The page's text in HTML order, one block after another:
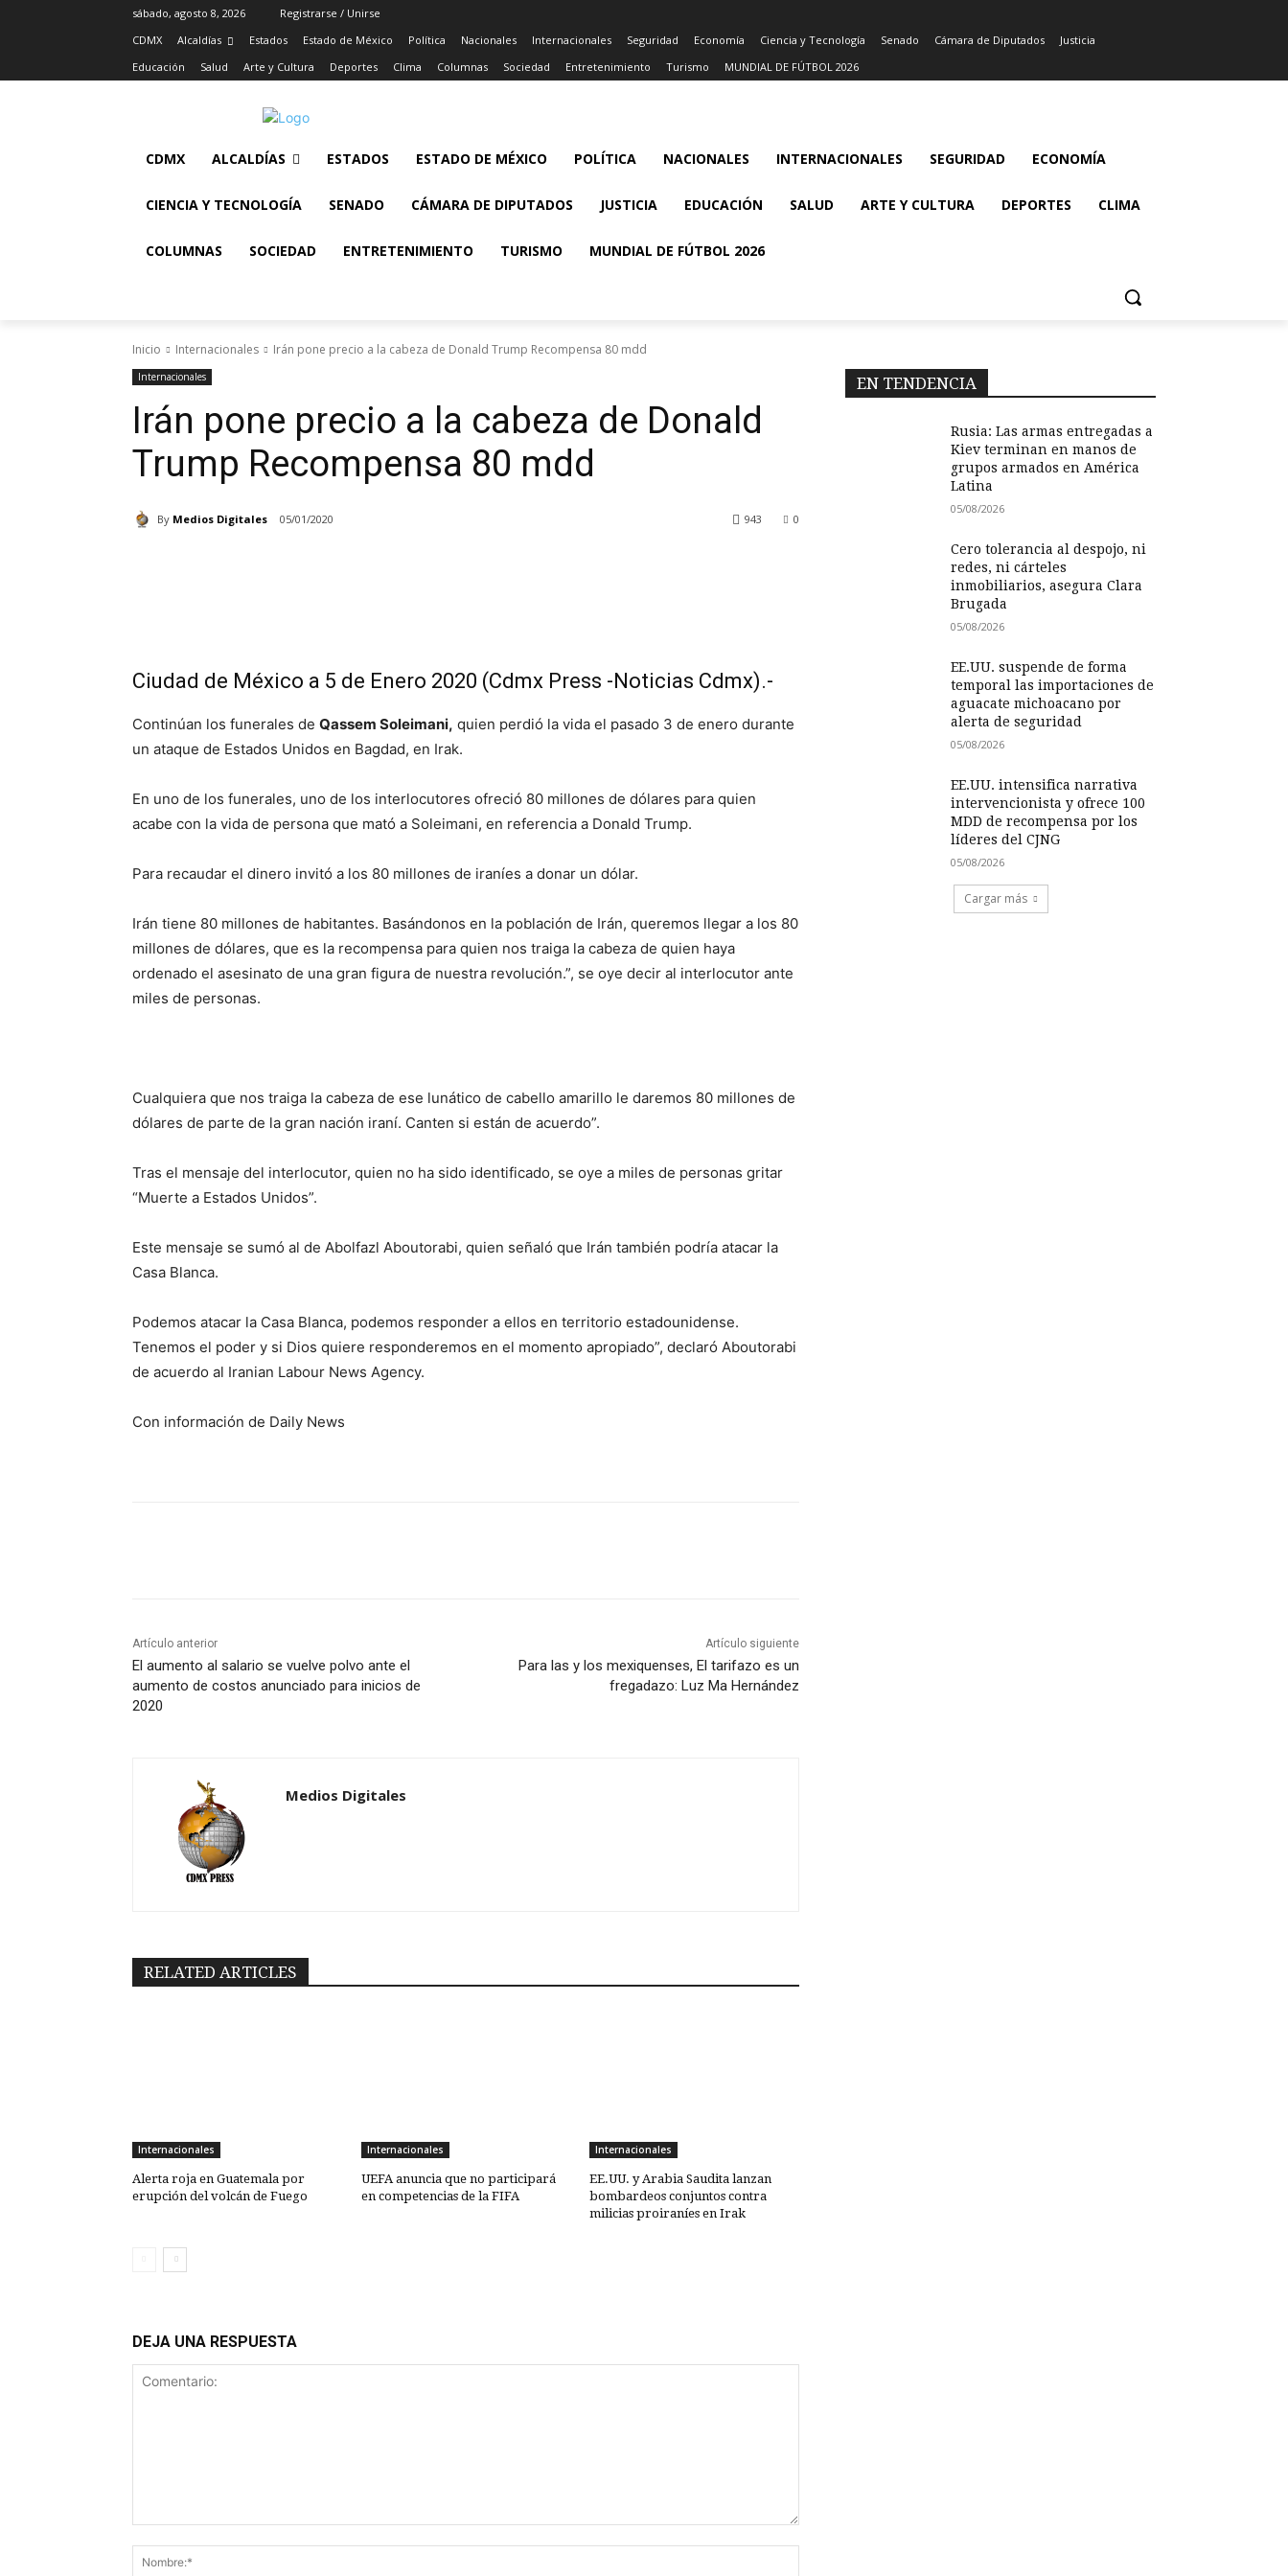
sábado, agosto 8, 2026
Registrarse / Unirse
CDMX
Alcaldías Estados Estado de México Política Nacionales Internacionales Seguridad Economía Ciencia y Tecnología Senado Cámara de Diputados
Justicia
Educación
Salud Arte y Cultura Deportes Clima Columnas Sociedad Entretenimiento Turismo MUNDIAL DE FÚTBOL 2026
CDMX ALCALDÍAS ESTADOS ESTADO DE MÉXICO POLÍTICA NACIONALES INTERNACIONALES SEGURIDAD ECONOMÍA
CIENCIA Y TECNOLOGÍA SENADO CÁMARA DE DIPUTADOS JUSTICIA EDUCACIÓN SALUD ARTE Y CULTURA DEPORTES CLIMA
COLUMNAS SOCIEDAD ENTRETENIMIENTO TURISMO MUNDIAL DE FÚTBOL 2026
Inicio Internacionales Irán pone precio a la cabeza de Donald Trump Recompensa 80 mdd
Internacionales
Irán pone precio a la cabeza de Donald
Trump Recompensa 80 mdd
By Medios Digitales 05/01/2020 0
943
Ciudad de México a 5 de Enero 2020 (Cdmx Press -Noticias Cdmx).-
Continúan los funerales de Qassem Soleimani, quien perdió la vida el pasado 3 de enero durante
un ataque de Estados Unidos en Bagdad, en Irak.
En uno de los funerales, uno de los interlocutores ofreció 80 millones de dólares para quien
acabe con la vida de persona que mató a Soleimani, en referencia a Donald Trump.
Para recaudar el dinero invitó a los 80 millones de iraníes a donar un dólar.
Irán tiene 80 millones de habitantes. Basándonos en la población de Irán, queremos llegar a los 80
millones de dólares, que es la recompensa para quien nos traiga la cabeza de quien haya
ordenado el asesinato de una gran figura de nuestra revolución.”, se oye decir al interlocutor ante
miles de personas.
Cualquiera que nos traiga la cabeza de ese lunático de cabello amarillo le daremos 80 millones de
dólares de parte de la gran nación iraní. Canten si están de acuerdo”.
Tras el mensaje del interlocutor, quien no ha sido identificado, se oye a miles de personas gritar
“Muerte a Estados Unidos”.
Este mensaje se sumó al de Abolfazl Aboutorabi, quien señaló que Irán también podría atacar la
Casa Blanca.
Podemos atacar la Casa Blanca, podemos responder a ellos en territorio estadounidense.
Tenemos el poder y si Dios quiere responderemos en el momento apropiado”, declaró Aboutorabi
de acuerdo al Iranian Labour News Agency.
Con información de Daily News
Artículo anterior
El aumento al salario se vuelve polvo ante el
aumento de costos anunciado para inicios de
2020
Artículo siguiente
Para las y los mexiquenses, El tarifazo es un
fregadazo: Luz Ma Hernández
Medios Digitales
RELATED ARTICLES
Internacionales
Alerta roja en Guatemala por
erupción del volcán de Fuego
Internacionales
UEFA anuncia que no participará
en competencias de la FIFA
Internacionales
EE.UU. y Arabia Saudita lanzan
bombardeos conjuntos contra
milicias proiraníes en Irak
DEJA UNA RESPUESTA
EN TENDENCIA
Rusia: Las armas entregadas a
Kiev terminan en manos de
grupos armados en América
Latina
05/08/2026
Cero tolerancia al despojo, ni
redes, ni cárteles
inmobiliarios, asegura Clara
Brugada
05/08/2026
EE.UU. suspende de forma
temporal las importaciones de
aguacate michoacano por
alerta de seguridad
05/08/2026
EE.UU. intensifica narrativa
intervencionista y ofrece 100
MDD de recompensa por los
líderes del CJNG
05/08/2026
Cargar más